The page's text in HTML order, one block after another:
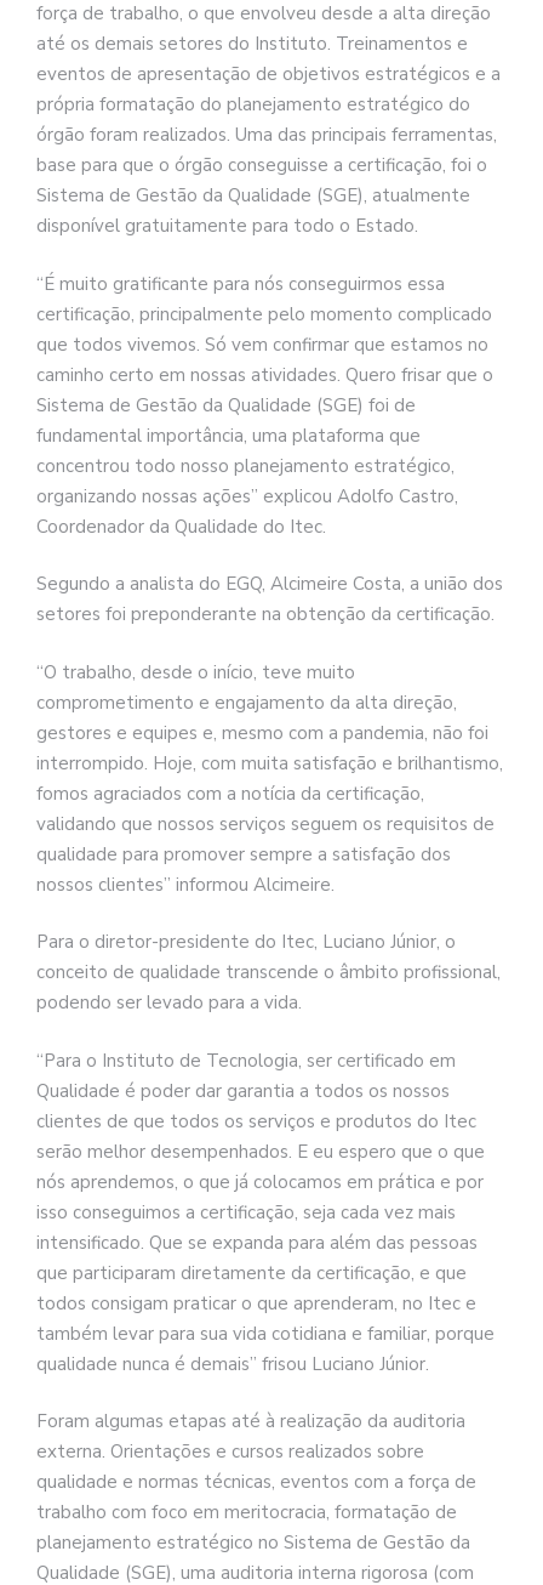
força de trabalho, o que envolveu desde a alta direção
até os demais setores do Instituto. Treinamentos e
eventos de apresentação de objetivos estratégicos e a
própria formatação do planejamento estratégico do
órgão foram realizados. Uma das principais ferramentas,
base para que o órgão conseguisse a certificação, foi o
Sistema de Gestão da Qualidade (SGE), atualmente
disponível gratuitamente para todo o Estado.
“É muito gratificante para nós conseguirmos essa
certificação, principalmente pelo momento complicado
que todos vivemos. Só vem confirmar que estamos no
caminho certo em nossas atividades. Quero frisar que o
Sistema de Gestão da Qualidade (SGE) foi de
fundamental importância, uma plataforma que
concentrou todo nosso planejamento estratégico,
organizando nossas ações” explicou Adolfo Castro,
Coordenador da Qualidade do Itec.
Segundo a analista do EGQ, Alcimeire Costa, a união dos
setores foi preponderante na obtenção da certificação.
“O trabalho, desde o início, teve muito
comprometimento e engajamento da alta direção,
gestores e equipes e, mesmo com a pandemia, não foi
interrompido. Hoje, com muita satisfação e brilhantismo,
fomos agraciados com a notícia da certificação,
validando que nossos serviços seguem os requisitos de
qualidade para promover sempre a satisfação dos
nossos clientes” informou Alcimeire.
Para o diretor-presidente do Itec, Luciano Júnior, o
conceito de qualidade transcende o âmbito profissional,
podendo ser levado para a vida.
“Para o Instituto de Tecnologia, ser certificado em
Qualidade é poder dar garantia a todos os nossos
clientes de que todos os serviços e produtos do Itec
serão melhor desempenhados. E eu espero que o que
nós aprendemos, o que já colocamos em prática e por
isso conseguimos a certificação, seja cada vez mais
intensificado. Que se expanda para além das pessoas
que participaram diretamente da certificação, e que
todos consigam praticar o que aprenderam, no Itec e
também levar para sua vida cotidiana e familiar, porque
qualidade nunca é demais” frisou Luciano Júnior.
Foram algumas etapas até à realização da auditoria
externa. Orientações e cursos realizados sobre
qualidade e normas técnicas, eventos com a força de
trabalho com foco em meritocracia, formatação de
planejamento estratégico no Sistema de Gestão da
Qualidade (SGE), uma auditoria interna rigorosa (com